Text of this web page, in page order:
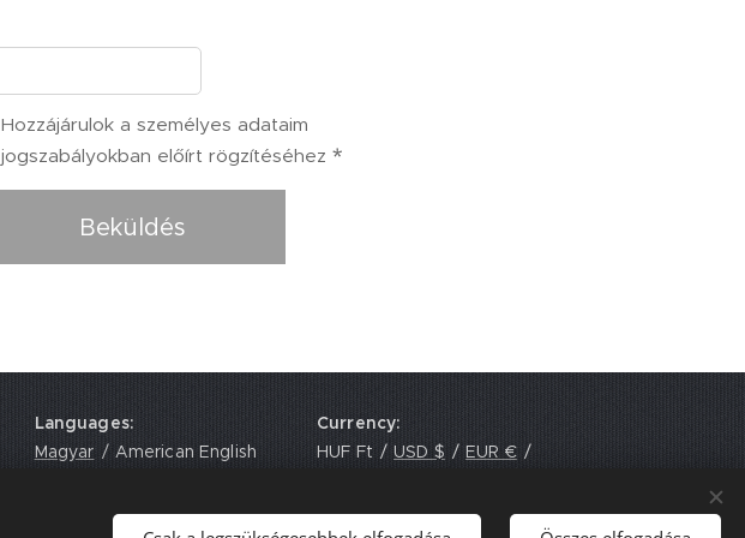
Hozzájárulok a személyes adataim
jogszabályokban előírt rögzítéséhez
Beküldés
Languages
Magyar
American English
Currency
HUF Ft
USD $
EUR €